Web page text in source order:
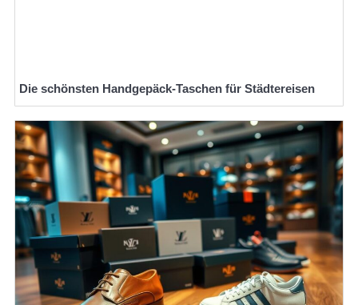
Die schönsten Handgepäck-Taschen für Städtereisen